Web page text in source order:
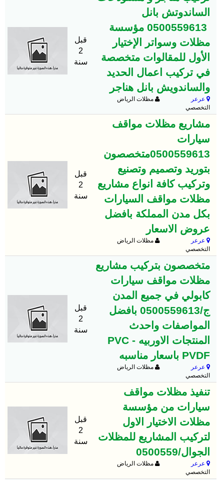
الساندوتش بانل
0500559613 مؤسسة
مظلات وسواتر الإختيار
الأول للمقالوات متخصصة
في تركيب اعمال الحديد
والساندويش بانل هناجر
عرعر
مظلات الرياض
التخصصي
قبل
2
سنة
مشاريع مظلات مواقف
سيارات
0500559613متخصصون
بتوريد وتصميم وتصنيع
وتركيب كافة انواع مشاريع
مظلات مواقف السيارات
بكل مدن المملكة بافضل
عروض الاسعار
عرعر
مظلات الرياض
التخصصي
قبل
2
سنة
متخصصون بتركيب مشاريع
مظلات مواقف سيارات
كابولي في جميع المدن
ج/0500559613 بافضل
المواصفات واحدث
المنتجات الاوربيه PVC -
PVDF باسعار مناسبه
عرعر
مظلات الرياض
التخصصي
قبل
2
سنة
تنفيذ مظلات مواقف
سيارات من مؤسسة
مظلات الاختيار الاول
لتركيب المشاريع للمظلات
الجوال/0500559
عرعر
مظلات الرياض
التخصصي
قبل
2
سنة